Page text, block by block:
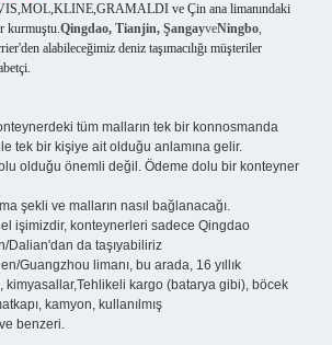
ve Çin ana limanındaki
kurmuştu.Qingdao, Tianjin, ŞangayveNingbo,
alabileceğimiz deniz taşımacılığı müşteriler
tüm malların tek bir konnosmanda
tek bir kişiye ait olduğu anlamına gelir.
olduğu önemli değil. Ödeme dolu bir konteyner
şekli ve malların nasıl bağlanacağı.
işimizdir, konteynerleri sadece Qingdao
Dalian'dan da taşıyabiliriz
Guangzhou limanı, bu arada, 16 yıllık
kargo (batarya gibi), böcek
kamyon, kullanılmış
benzeri.